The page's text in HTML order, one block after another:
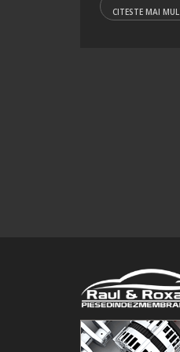
CITESTE MAI
© 2016 Raul&Roxana